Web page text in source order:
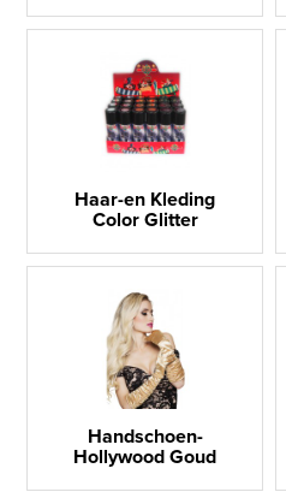
Haar-en Kleding
Color Glitter
Handschoen-
Hollywood Goud